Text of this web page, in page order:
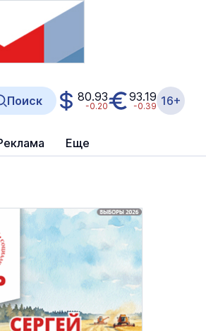
Еще
Поиск 80.93
-0.20
93.19
-0.39 16+